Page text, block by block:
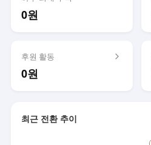
0원
후원 활동
0원
최근 전환 추이